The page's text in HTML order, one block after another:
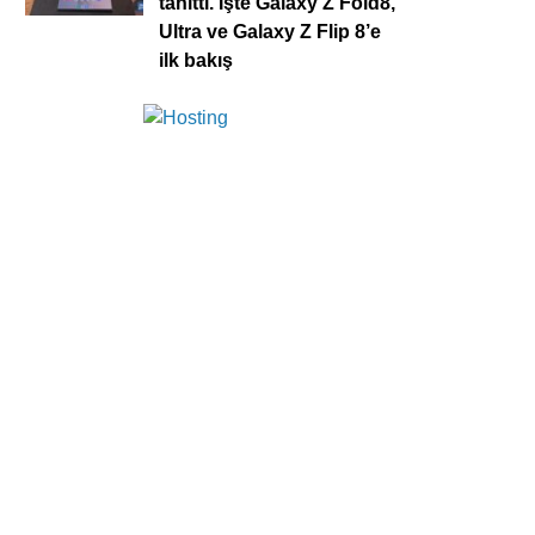
Ultra ve Galaxy Z Flip 8’e
ilk bakış